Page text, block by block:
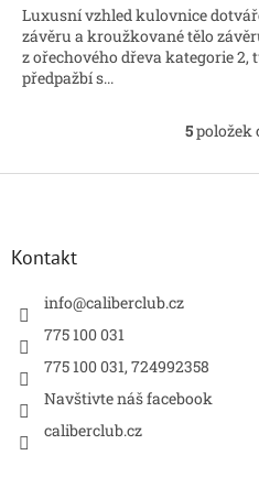
Luxusní vzhled kulovnice
závěru a kroužkované tělo
z ořechového dřeva kategorie
předpažbí s...
O
l
5položek
Z
Kontakt
info@caliberclub.cz
775 100 031
775 100 031, 724992358
Navštivte náš facebook
caliberclub.cz